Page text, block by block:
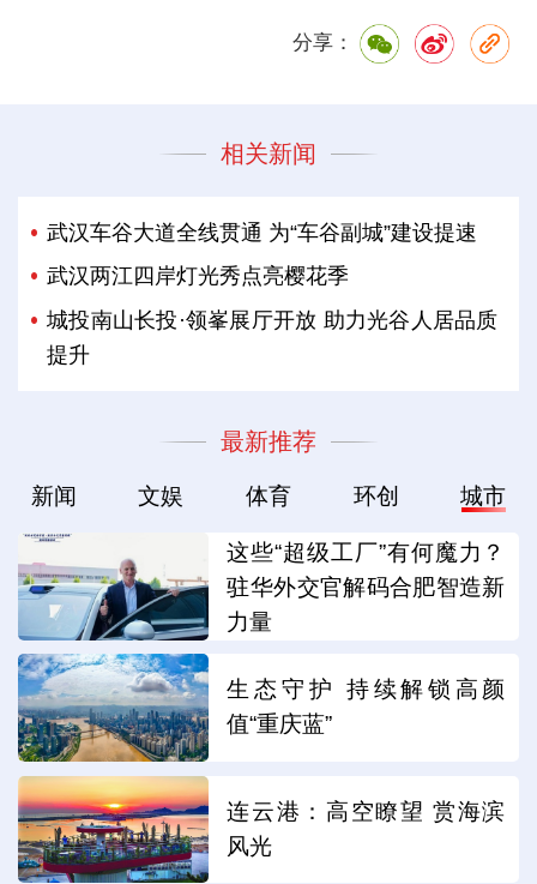
分享：
相关新闻
武汉车谷大道全线贯通 为“车谷副城”建设提速
武汉两江四岸灯光秀点亮樱花季
城投南山长投·领峯展厅开放 助力光谷人居品质
提升
最新推荐
新闻 文娱 体育 环创 城市
这些“超级工厂”有何魔力？
驻华外交官解码合肥智造新
力量
生态守护 持续解锁高颜
值“重庆蓝”
连云港：高空瞭望 赏海滨
风光